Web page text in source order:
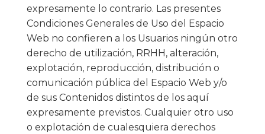
expresamente lo contrario. Las presentes
Condiciones Generales de Uso del Espacio
Web no confieren a los Usuarios ningún otro
derecho de utilización, RRHH, alteración,
explotación, reproducción, distribución o
comunicación pública del Espacio Web y/o
de sus Contenidos distintos de los aquí
expresamente previstos. Cualquier otro uso
o explotación de cualesquiera derechos